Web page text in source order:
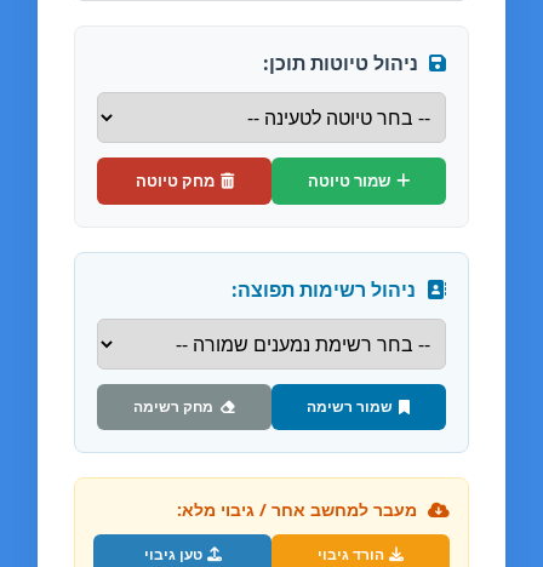
ניהול טיוטות תוכן:
שמור טיוטה מחק טיוטה
ניהול רשימות תפוצה:
שמור רשימה מחק רשימה
מעבר למחשב אחר / גיבוי מלא:
הורד גיבוי טען גיבוי